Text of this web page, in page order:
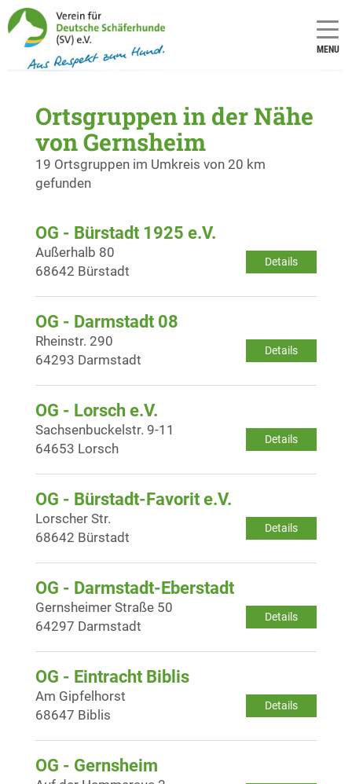
MENU
Ortsgruppen in der Nähe
von Gernsheim
19 Ortsgruppen im Umkreis von 20 km
gefunden
OG - Bürstadt 1925 e.V.
Details
Außerhalb 80
68642 Bürstadt
OG - Darmstadt 08
Details
Rheinstr. 290
64293 Darmstadt
OG - Lorsch e.V.
Details
Sachsenbuckelstr. 9-11
64653 Lorsch
OG - Bürstadt-Favorit e.V.
Details
Lorscher Str.
68642 Bürstadt
OG - Darmstadt-Eberstadt
Details
Gernsheimer Straße 50
64297 Darmstadt
OG - Eintracht Biblis
Details
Am Gipfelhorst
68647 Biblis
OG - Gernsheim